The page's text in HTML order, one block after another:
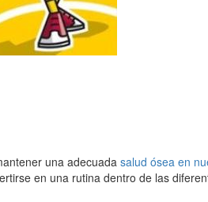
una adecuada salud ósea en
en una rutina dentro de las